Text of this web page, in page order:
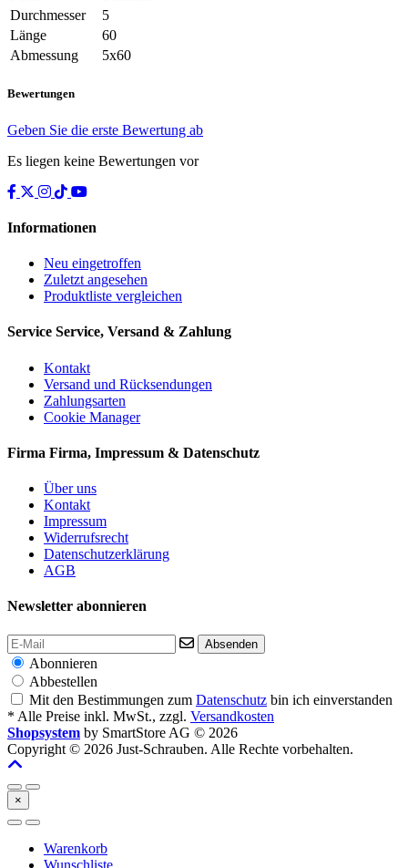
Durchmesser
5
Länge
60
Abmessung
5x60
Bewertungen
Geben Sie die erste Bewertung ab
Es liegen keine Bewertungen vor
Informationen
Neu eingetroffen
Zuletzt angesehen
Produktliste vergleichen
Service Service, Versand & Zahlung
Kontakt
Versand und Rücksendungen
Zahlungsarten
Cookie Manager
Firma Firma, Impressum & Datenschutz
Über uns
Kontakt
Impressum
Widerrufsrecht
Datenschutzerklärung
AGB
Newsletter abonnieren
Absenden
Abonnieren
Abbestellen
Mit den Bestimmungen zum Datenschutz bin ich einverstanden
* Alle Preise inkl. MwSt., zzgl. Versandkosten
Shopsystem by SmartStore AG © 2026
Copyright © 2026 Just-Schrauben. Alle Rechte vorbehalten.
×
Warenkorb
Wunschliste